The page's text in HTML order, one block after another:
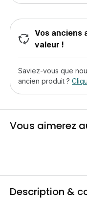
Vos anciens
valeur !
Saviez-vous que
ancien produit ?
Vous aimerez
Description &